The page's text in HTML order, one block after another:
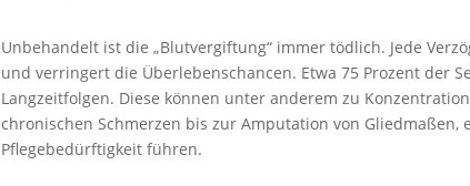
Unbehandelt ist die „Blutvergiftung“ immer tödlich. Jede
und verringert die Überlebenschancen. Etwa 75 Prozent der
Langzeitfolgen. Diese können unter anderem zu
chronischen Schmerzen bis zur Amputation von
Pflegebedürftigkeit führen.